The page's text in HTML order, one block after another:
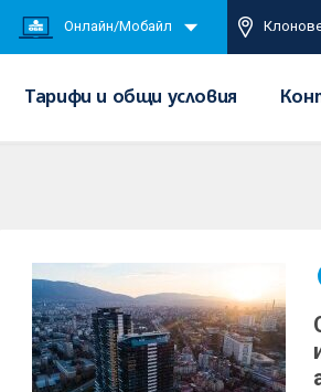
Онлайн/Мобайл
Тарифи и общи условия